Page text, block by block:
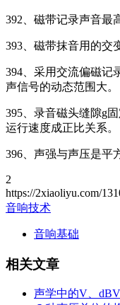
392、磁带记录声音最
393、磁带抹音用的交
394、采用交流偏磁记
声信号的动态范围大。
395、录音磁头缝隙g
运行速度成正比关系。
396、声强与声压是平
2
https://2xiaoliyu.com/
音响技术
音响基础
相关文章
声学中的V、